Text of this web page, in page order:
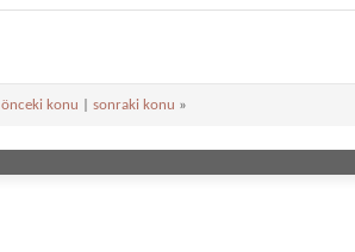
önceki konu sonraki konu »